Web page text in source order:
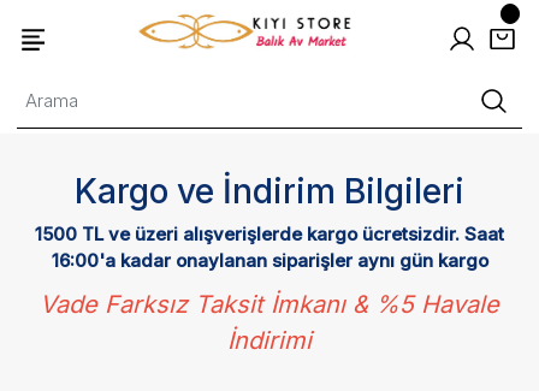
Kargo ve İndirim Bilgileri
1500 TL ve üzeri alışverişlerde kargo ücretsizdir. Saat
16:00'a kadar onaylanan siparişler aynı gün kargo
Vade Farksız Taksit İmkanı & %5 Havale
İndirimi